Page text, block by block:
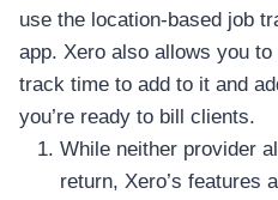
use the location-based job
app. Xero also allows you
track time to add to it and
you’re ready to bill clients.
While neither provider
return, Xero’s features